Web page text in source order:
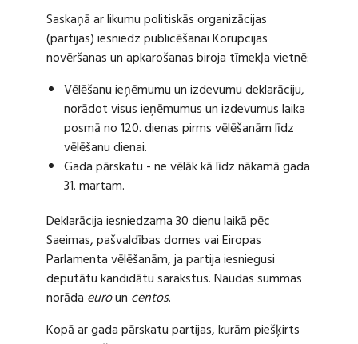
Saskaņā ar likumu politiskās organizācijas
(partijas) iesniedz publicēšanai Korupcijas
novēršanas un apkarošanas biroja tīmekļa vietnē:
Vēlēšanu ieņēmumu un izdevumu deklarāciju,
norādot visus ieņēmumus un izdevumus laika
posmā no 120. dienas pirms vēlēšanām līdz
vēlēšanu dienai.
Gada pārskatu - ne vēlāk kā līdz nākamā gada
31. martam.
Deklarācija iesniedzama 30 dienu laikā pēc
Saeimas, pašvaldības domes vai Eiropas
Parlamenta vēlēšanām, ja partija iesniegusi
deputātu kandidātu sarakstus. Naudas summas
norāda euroun centos.
Kopā ar gada pārskatu partijas, kurām piešķirts